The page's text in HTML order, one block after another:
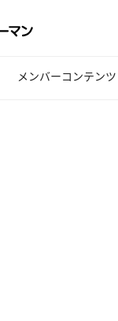
メンバーコンテンツ